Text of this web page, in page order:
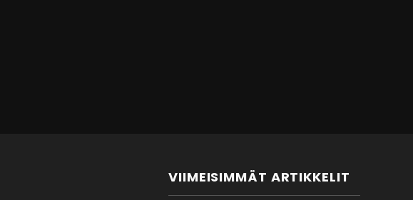
VIIMEISIMMÄT ARTIKKELIT